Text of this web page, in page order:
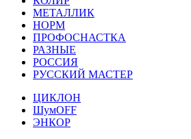
МЕТАЛЛИК
НОРМ
ПРОФОСНАСТКА
РАЗНЫЕ
РОССИЯ
РУССКИЙ МАСТЕР
ЦИКЛОН
ШумOFF
ЭНКОР